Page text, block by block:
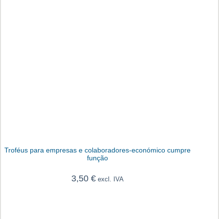
Troféus para empresas e colaboradores-económico cumpre
função
3,50 €excl. IVA